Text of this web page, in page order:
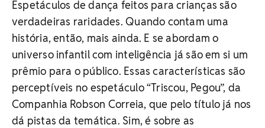
Espetáculos de dança feitos para crianças são
verdadeiras raridades. Quando contam uma
história, então, mais ainda. E se abordam o
universo infantil com inteligência já são em si um
prêmio para o público. Essas características são
perceptíveis no espetáculo “Triscou, Pegou”, da
Companhia Robson Correia, que pelo título já nos
dá pistas da temática. Sim, é sobre as